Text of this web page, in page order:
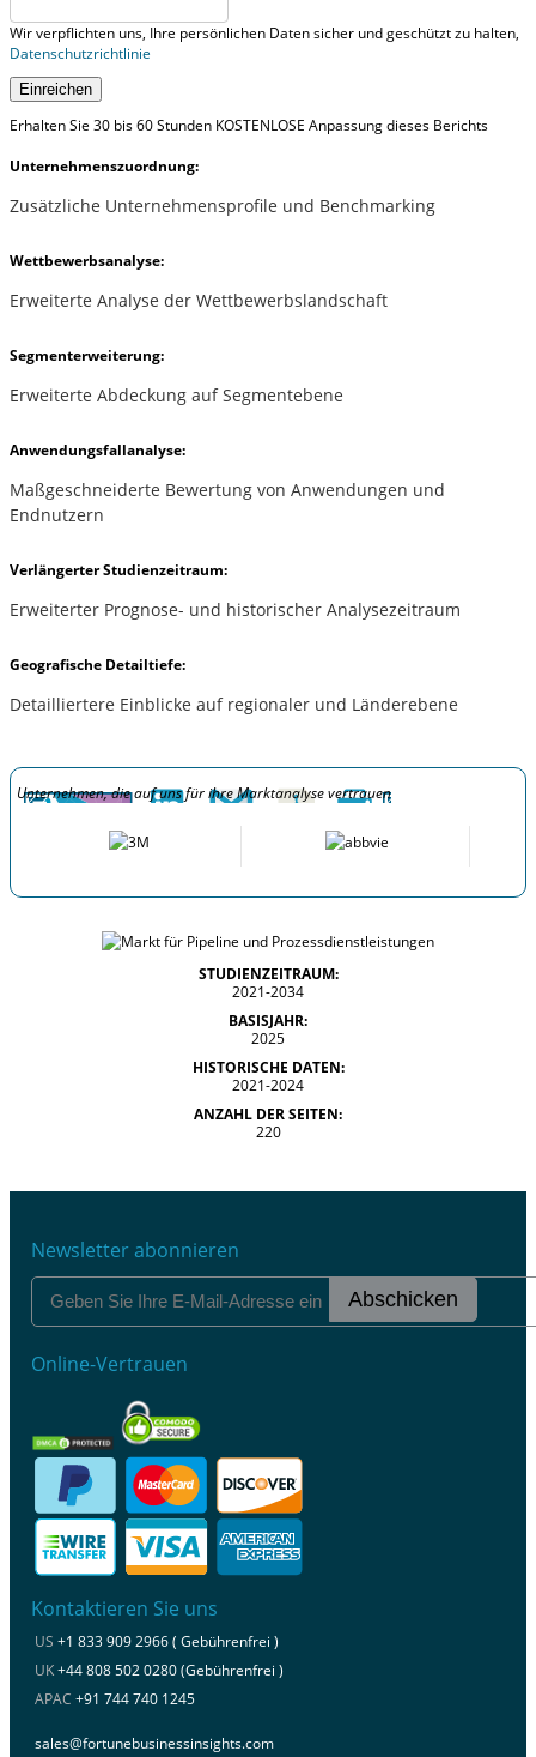
Wir verpflichten uns, Ihre persönlichen Daten sicher und geschützt zu halten,
Datenschutzrichtlinie
Einreichen
Erhalten Sie 30 bis 60 Stunden KOSTENLOSE Anpassung dieses Berichts
Unternehmenszuordnung:
Zusätzliche Unternehmensprofile und Benchmarking
Wettbewerbsanalyse:
Erweiterte Analyse der Wettbewerbslandschaft
Segmenterweiterung:
Erweiterte Abdeckung auf Segmentebene
Anwendungsfallanalyse:
Maßgeschneiderte Bewertung von Anwendungen und
Endnutzern
Verlängerter Studienzeitraum:
Erweiterter Prognose- und historischer Analysezeitraum
Geografische Detailtiefe:
Detailliertere Einblicke auf regionaler und Länderebene
Unternehmen, die auf uns für ihre Marktanalyse vertrauen
STUDIENZEITRAUM:
2021-2034
BASISJAHR:
2025
HISTORISCHE DATEN:
2021-2024
ANZAHL DER SEITEN:
220
Newsletter abonnieren
Abschicken
Online-Vertrauen
Kontaktieren Sie uns
US +1 833 909 2966 ( Gebührenfrei )
UK+44 808 502 0280 (Gebührenfrei )
APAC +91 744 740 1245
sales@fortunebusinessinsights.com